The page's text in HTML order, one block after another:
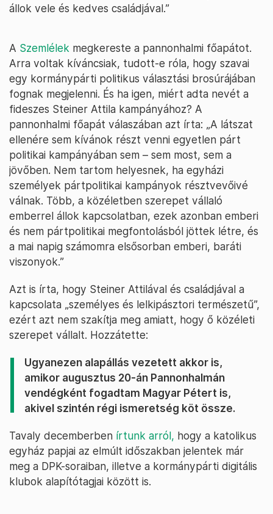
állok vele és kedves családjával.”
A Szemlélek megkereste a pannonhalmi főapátot.
Arra voltak kíváncsiak, tudott-e róla, hogy szavai
egy kormánypárti politikus választási brosúrájában
fognak megjelenni. És ha igen, miért adta nevét a
fideszes Steiner Attila kampányához? A
pannonhalmi főapát válaszában azt írta: „A látszat
ellenére sem kívánok részt venni egyetlen párt
politikai kampányában sem – sem most, sem a
jövőben. Nem tartom helyesnek, ha egyházi
személyek pártpolitikai kampányok résztvevőivé
válnak. Több, a közéletben szerepet vállaló
emberrel állok kapcsolatban, ezek azonban emberi
és nem pártpolitikai megfontolásból jöttek létre, és
a mai napig számomra elsősorban emberi, baráti
viszonyok.”
Azt is írta, hogy Steiner Attilával és családjával a
kapcsolata „személyes és lelkipásztori természetű”,
ezért azt nem szakítja meg amiatt, hogy ő közéleti
szerepet vállalt. Hozzátette:
Ugyanezen alapállás vezetett akkor is,
amikor augusztus 20-án Pannonhalmán
vendégként fogadtam Magyar Pétert is,
akivel szintén régi ismeretség köt össze.
Tavaly decemberben írtunk arról, hogy a katolikus
egyház papjai az elmúlt időszakban jelentek már
meg a DPK-soraiban, illetve a kormánypárti digitális
klubok alapítótagjai között is.